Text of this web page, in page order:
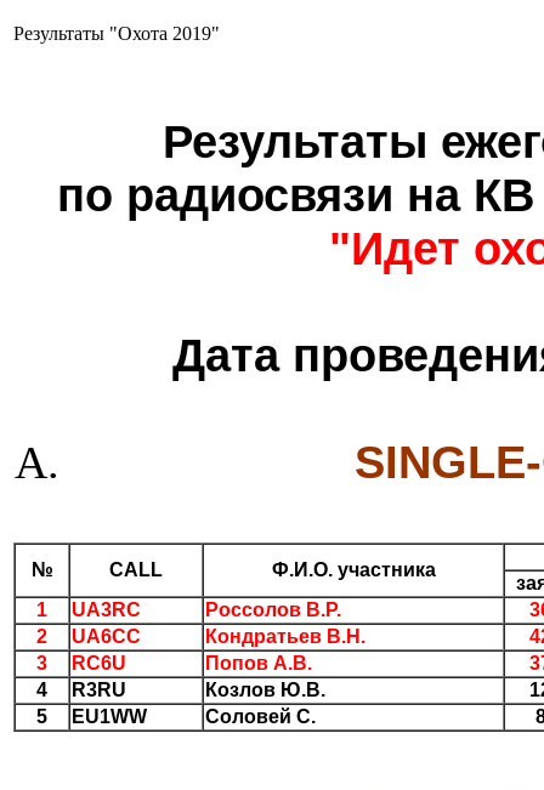
Результаты "Охота 2019"
Результаты
по радиосвязи на
"Идет
Дата
№ CALL Ф.И.О. участника
1
UA3RC Россолов В.Р.
2
UA6CC Кондратьев В.Н.
3
RC6U Попов А.В.
4
R3RU Козлов Ю.В.
5
EU1WW Соловей С.